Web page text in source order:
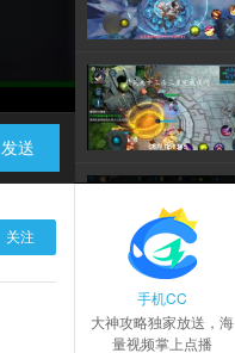
发送
关注
手机CC
大神攻略独家放送，海
量视频掌上点播